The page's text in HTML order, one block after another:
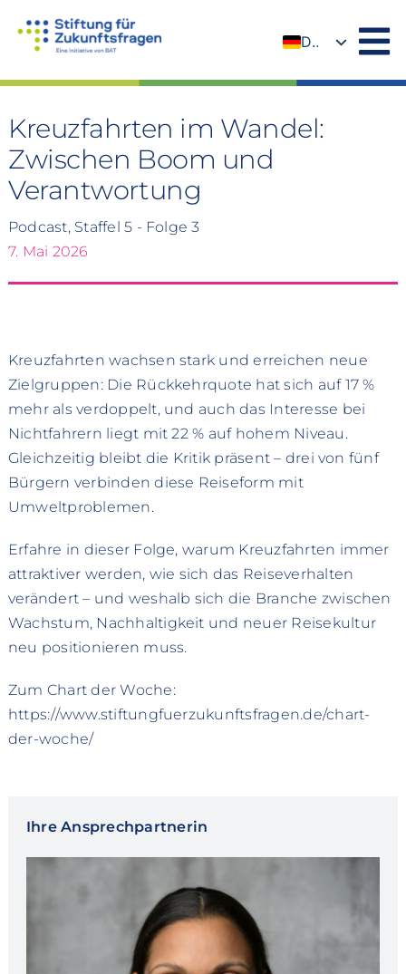
Inhalt
DE
Kreuzfahrten im Wandel:
Zwischen Boom und
Verantwortung
Podcast, Staffel 5 - Folge 3
7. Mai 2026
Kreuzfahrten wachsen stark und erreichen neue
Zielgruppen: Die Rückkehrquote hat sich auf 17 %
mehr als verdoppelt, und auch das Interesse bei
Nichtfahrern liegt mit 22 % auf hohem Niveau.
Gleichzeitig bleibt die Kritik präsent – drei von fünf
Bürgern verbinden diese Reiseform mit
Umweltproblemen.
Erfahre in dieser Folge, warum Kreuzfahrten immer
attraktiver werden, wie sich das Reiseverhalten
verändert – und weshalb sich die Branche zwischen
Wachstum, Nachhaltigkeit und neuer Reisekultur
neu positionieren muss.
Zum Chart der Woche:
https://www.stiftungfuerzukunftsfragen.de/chart-
der-woche/
Ihre Ansprechpartnerin